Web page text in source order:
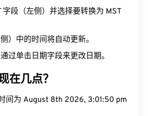
字段（左侧）并选择要转换为 MST
）中的时间将自动更新。
过单击日期字段来更改日期。
在几点？
间为 August 8th 2026, 3:01:51 pm